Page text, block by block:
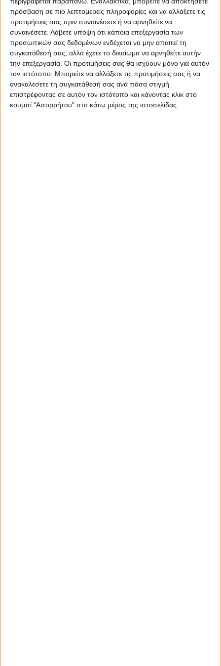
πρόσβαση σε πιο λεπτομερείς πληροφορίες και να αλλάξετε τις
προτιμήσεις σας πριν συναινέσετε ή να αρνηθείτε να
συναινέσετε. Λάβετε υπόψη ότι κάποια επεξεργασία των
προσωπικών σας δεδομένων ενδέχεται να μην απαιτεί τη
συγκατάθεσή σας, αλλά έχετε το δικαίωμα να αρνηθείτε αυτήν
την επεξεργασία. Οι προτιμήσεις σας θα ισχύουν μόνο για αυτόν
τον ιστότοπο. Μπορείτε να αλλάξετε τις προτιμήσεις σας ή να
ανακαλέσετε τη συγκατάθεσή σας ανά πάσα στιγμή
επιστρέφοντας σε αυτόν τον ιστότοπο και κάνοντας κλικ στο
κουμπί "Απορρήτου" στο κάτω μέρος της ιστοσελίδας.
Τελευταίες Ειδήσεις Σήμερα
Ακολούθησε την εφημερίδα ΝΕΟΣ
ΑΓΩΝ στο Google News!
Όλες οι εξελίξεις στην περιοχή της
Καρδίτσας και ευρύτερα της Θεσσαλίας